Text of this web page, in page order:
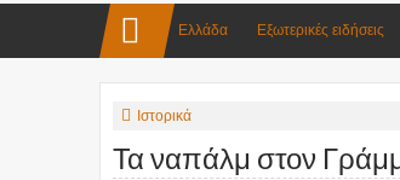
Ελλάδα Εξωτερικές ειδήσεις
Ιστορικά
Τα ναπάλμ στον